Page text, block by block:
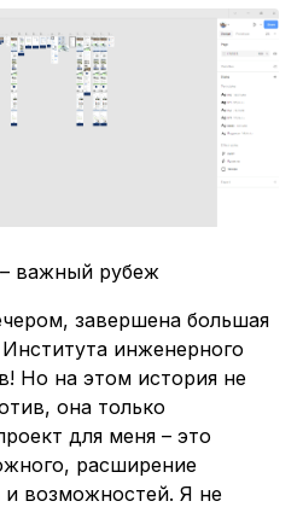
– важный рубеж
завершена большая
инженерного
Но на этом история не
она только
для меня – это
расширение
и возможностей. Я не